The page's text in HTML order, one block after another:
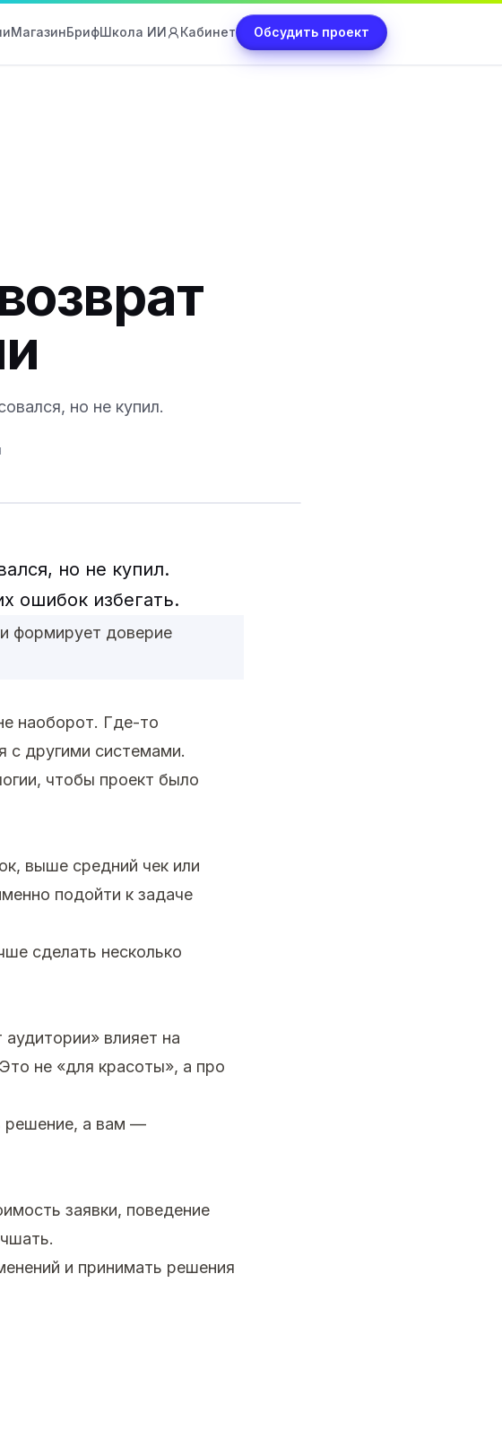
МагазинБрифШкола ИИ Кабинет Обсудить проект
но не купил.
но не купил.
ошибок избегать.
формирует доверие
наоборот. Где-то
с другими системами.
чтобы проект было
выше средний чек или
подойти к задаче
сделать несколько
влияет на
не «для красоты», а про
решение, а вам —
заявки, поведение
и принимать решения